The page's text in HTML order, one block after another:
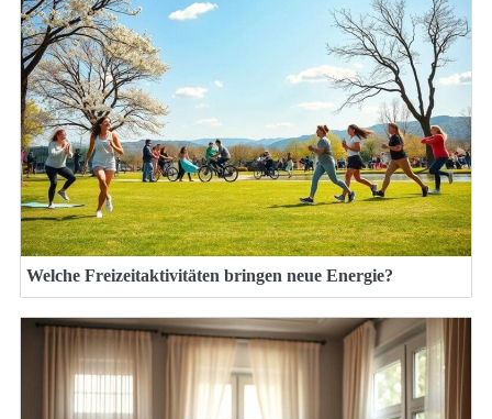
Welche Freizeitaktivitäten bringen neue Energie?